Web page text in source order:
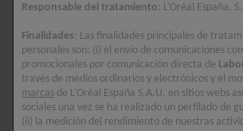
LIFTACTIV
SUPLEMENTO DE
Responsable del tratamiento: L’Oréal España,
Finalidades: Las finalidades principales de
personales son: (i) el envío de comunicaciones
promocionales por comunicación directa de
través de medios ordinarios y electrónicos y el
marcas de L’Oréal España S.A.U. en sitios webs
sociales una vez se ha realizado un perfilado de
(ii) la medición del rendimiento de nuestras